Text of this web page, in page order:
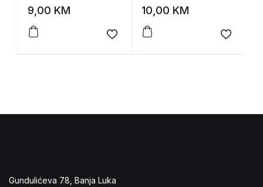
9,00 KM
Add to wishlist
10,00 KM
Add to
Gundulićeva 78, Banja Luka